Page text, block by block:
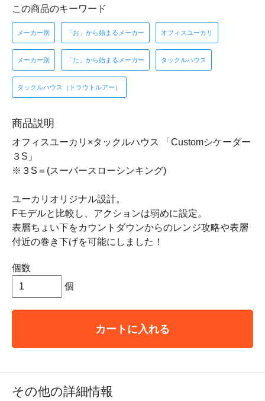
この商品のキーワード
メーカー別 「お」から始まるメーカー オフィスユーカリ
メーカー別 「た」から始まるメーカー タックルハウス
タックルハウス（トラウトルアー）
商品説明
オフィスユーカリ×タックルハウス 「Customシケーダー
３S」
※３S＝(スーパースローシンキング)
ユーカリオリジナル設計。
Fモデルと比較し、アクションは弱めに設定。
表層ちょい下をカウントダウンからのレンジ攻略や表層
付近の巻き下げを可能にしました！
個数
個
カートに入れる
その他の詳細情報